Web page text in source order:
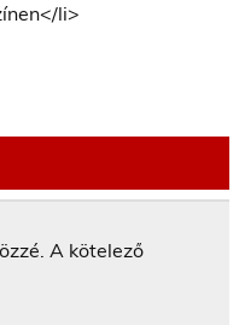
li>
A kötelező